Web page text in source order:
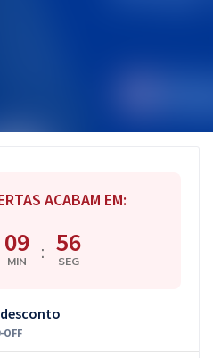
ACABAM EM:
09
MIN : 55
SEG
desconto
OFF